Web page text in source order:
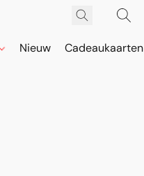
Nieuw Cadeaukaarten